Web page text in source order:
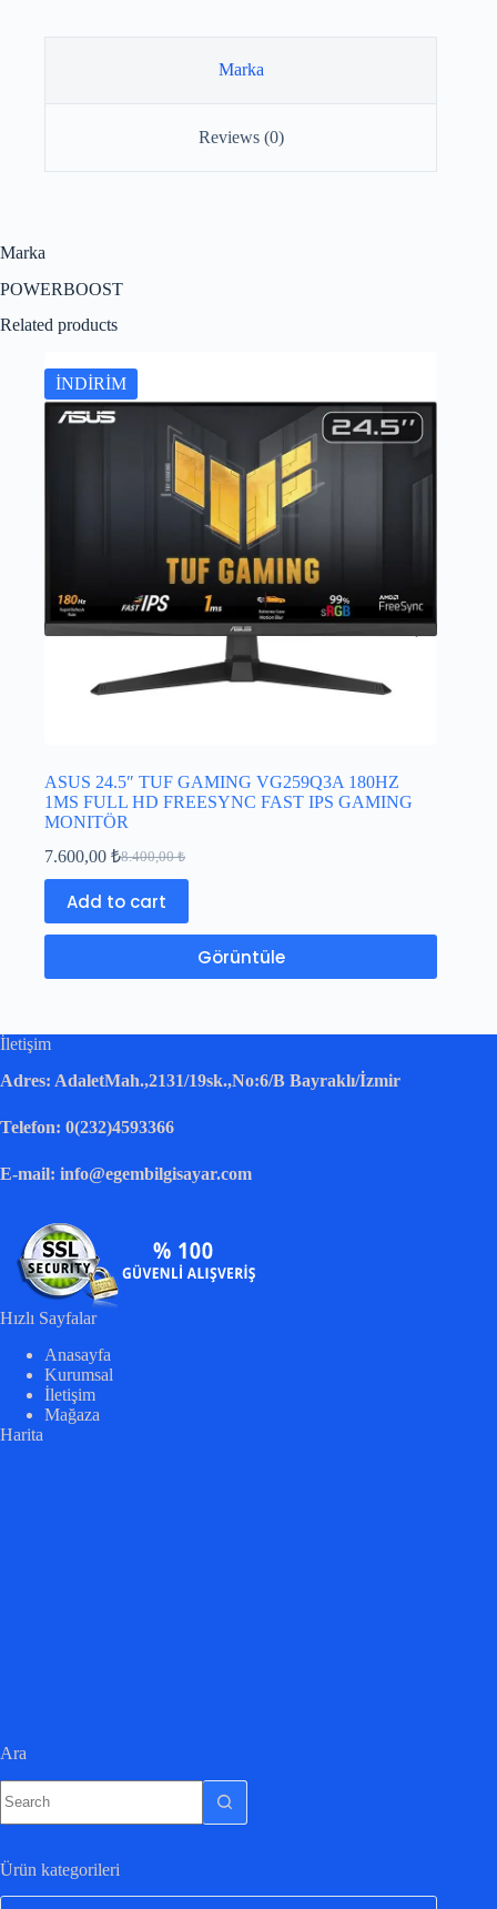
Marka
Reviews (0)
Marka
POWERBOOST
Related products
İNDİRİM
ASUS 24.5″ TUF GAMING VG259Q3A 180HZ
1MS FULL HD FREESYNC FAST IPS GAMING
MONITÖR
8.400,00₺
7.600,00 ₺
Add to cart
Görüntüle
İletişim
Adres: AdaletMah.,2131/19sk.,No:6/B Bayraklı/İzmir
Telefon: 0(232)4593366
E-mail: info@egembilgisayar.com
Hızlı Sayfalar
Anasayfa
Kurumsal
İletişim
Mağaza
Harita
Ara
Ürün kategorileri